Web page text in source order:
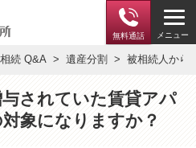
無料通話 メニュー
続 Q&A 遺産分割 被相続人から
されていた賃貸アパ
象になりますか？